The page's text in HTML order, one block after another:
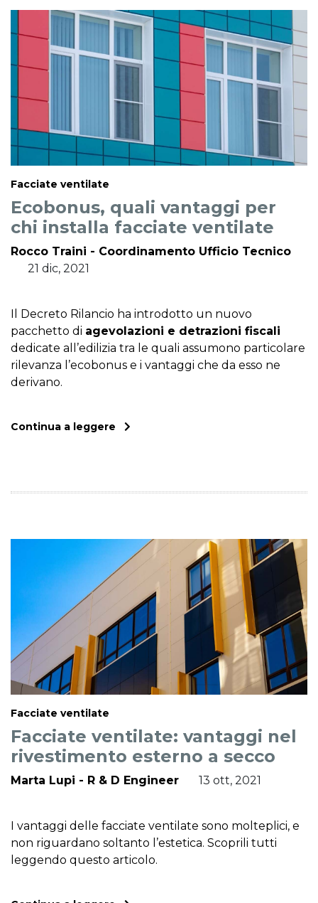
Facciate ventilate
Ecobonus, quali vantaggi per
chi installa facciate ventilate
Rocco Traini - Coordinamento Ufficio Tecnico
21 dic, 2021
Il Decreto Rilancio ha introdotto un nuovo
pacchetto di agevolazioni e detrazioni fiscali
dedicate all’edilizia tra le quali assumono particolare
rilevanza l’ecobonus e i vantaggi che da esso ne
derivano.
Continua a leggere
Facciate ventilate
Facciate ventilate: vantaggi nel
rivestimento esterno a secco
Marta Lupi - R & D Engineer 13 ott, 2021
I vantaggi delle facciate ventilate sono molteplici, e
non riguardano soltanto l’estetica. Scoprili tutti
leggendo questo articolo.